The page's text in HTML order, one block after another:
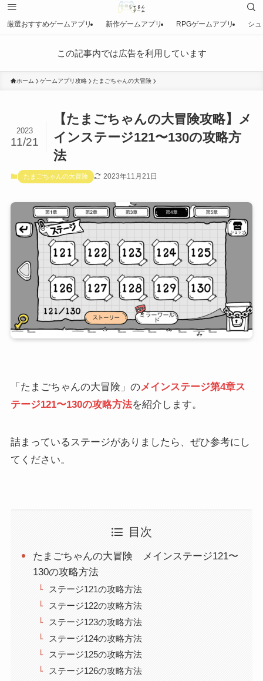
厳選おすすめゲームアプリ 新作ゲームアプリ RPGゲームアプリ シ
この記事内では広告を利用しています
ホーム ゲームアプリ攻略 たまごちゃんの大冒険
【たまごちゃんの大冒険攻略】メ
インステージ121〜130の攻略方
法
2023
11/21
たまごちゃんの大冒険 2023年11月21日
「たまごちゃんの大冒険」のメインステージ第4章ス
テージ121〜130の攻略方法を紹介します。
詰まっているステージがありましたら、ぜひ参考にし
てください。
目次
たまごちゃんの大冒険 メインステージ121〜
130の攻略方法
ステージ121の攻略方法
ステージ122の攻略方法
ステージ123の攻略方法
ステージ124の攻略方法
ステージ125の攻略方法
ステージ126の攻略方法